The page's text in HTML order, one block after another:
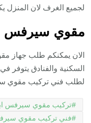
لجميع الغرف لان المنزل
مقوي سيرفس
السكنية والفنادق يتوفر
لطلب فني تركيب مقوي
تركيب مقوي سيرفس
فني تركيب مقوي